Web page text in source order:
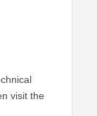
visit the